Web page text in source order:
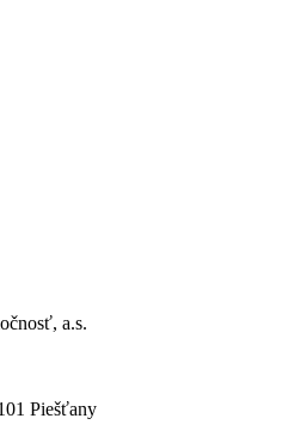
a.s.
Piešťany